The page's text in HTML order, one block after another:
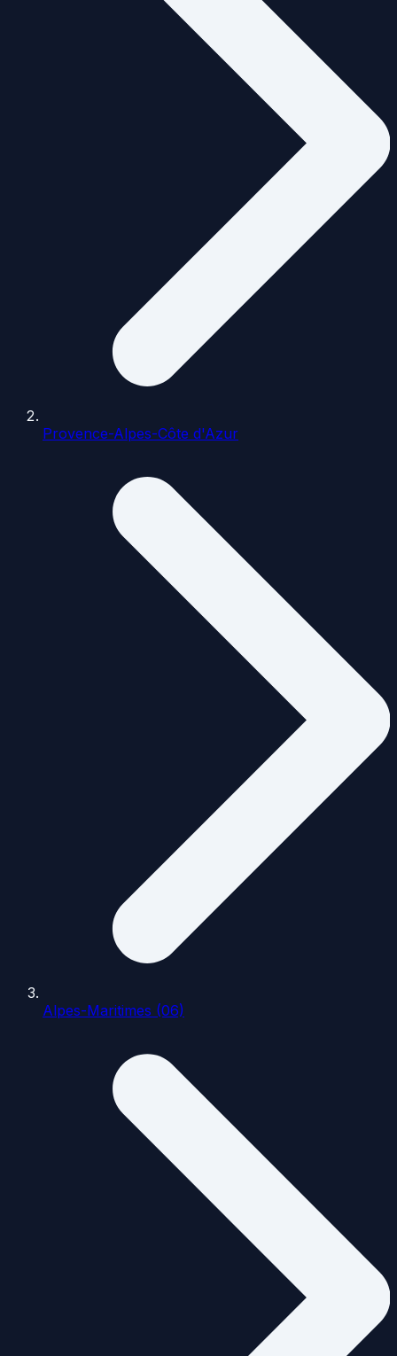
Provence-Alpes-Côte d'Azur
Alpes-Maritimes (06)